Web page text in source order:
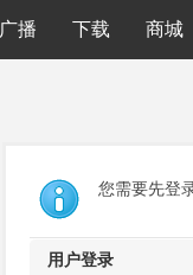
广播 下载 商城
您需要先登
用户登录